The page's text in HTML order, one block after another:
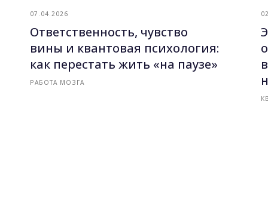
07.04.2026
Ответственность, чувство
вины и квантовая психология:
как перестать жить «на паузе»
РАБОТА МОЗГА